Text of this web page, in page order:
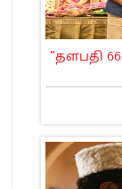
”தளபதி